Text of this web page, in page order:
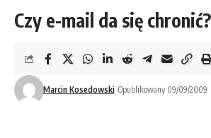
Czy e-mail da się chronić?
Marcin Kosedowski Opublikowany 09/09/2009